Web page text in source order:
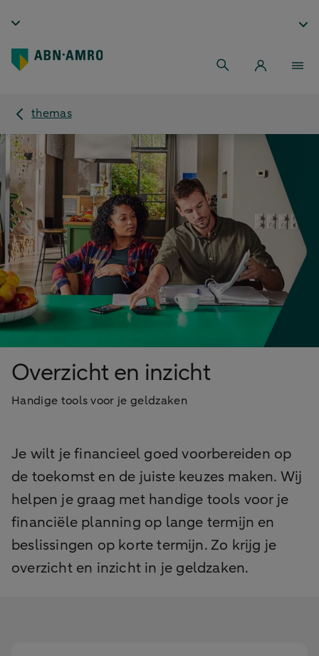
themas
Overzicht en inzicht
Handige tools voor je geldzaken
Je wilt je financieel goed voorbereiden op
de toekomst en de juiste keuzes maken. Wij
helpen je graag met handige tools voor je
financiële planning op lange termijn en
beslissingen op korte termijn. Zo krijg je
overzicht en inzicht in je geldzaken.